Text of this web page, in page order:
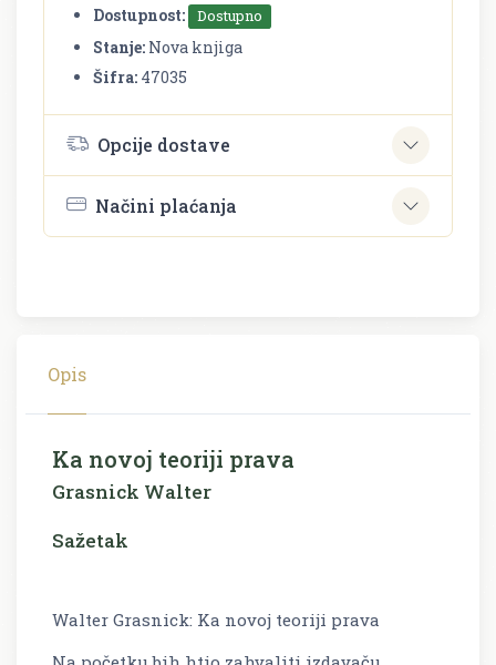
Dostupnost:
Dostupno
Stanje: Nova knjiga
Šifra: 47035
Opcije dostave
Načini plaćanja
Opis
Ka novoj teoriji prava
Grasnick Walter
Sažetak
Walter Grasnick: Ka novoj teoriji prava